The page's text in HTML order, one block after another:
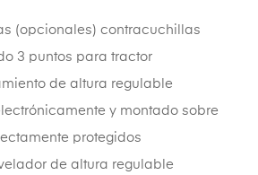
(opcionales) contracuchillas
3 puntos para tractor
de altura regulable
y montado sobre
protegidos
de altura regulable